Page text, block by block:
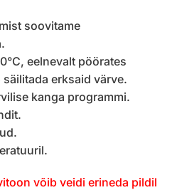
soovitame
eelnevalt pöörates
erksaid värve.
kanga programmi.
võib veidi erineda pildil